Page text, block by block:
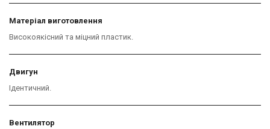
Матеріал виготовлення
Високоякісний та міцний пластик.
Двигун
Ідентичний.
Вентилятор